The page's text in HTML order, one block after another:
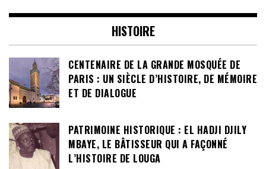
HISTOIRE
CENTENAIRE DE LA GRANDE MOSQUÉE DE
PARIS : UN SIÈCLE D’HISTOIRE, DE MÉMOIRE
ET DE DIALOGUE
PATRIMOINE HISTORIQUE : EL HADJI DJILY
MBAYE, LE BÂTISSEUR QUI A FAÇONNÉ
L’HISTOIRE DE LOUGA